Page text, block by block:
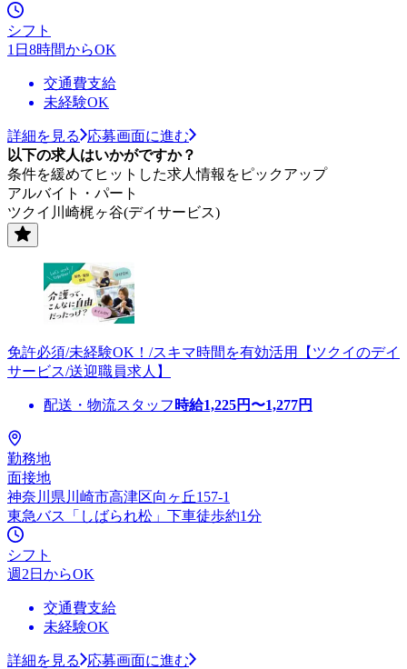
シフト
1日8時間からOK
交通費支給
未経験OK
詳細を見る
応募画面に進む
以下の求人はいかがですか？
条件を緩めてヒットした求人情報をピックアップ
アルバイト・パート
ツクイ川崎梶ヶ谷(デイサービス)
免許必須/未経験OK！/スキマ時間を有効活用【ツクイのデイ
サービス/送迎職員求人】
配送・物流スタッフ 時給1,225円〜1,277円
勤務地
面接地
神奈川県川崎市高津区向ヶ丘157-1
東急バス「しばられ松」下車徒歩約1分
シフト
週2日からOK
交通費支給
未経験OK
詳細を見る
応募画面に進む